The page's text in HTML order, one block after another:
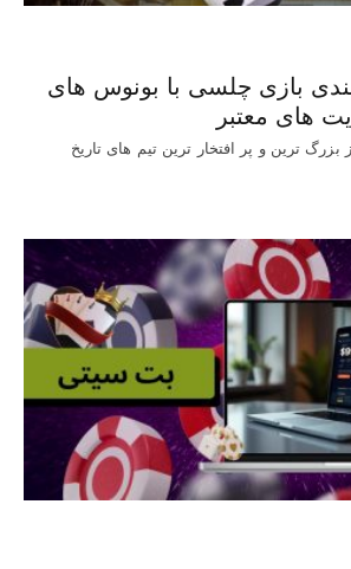
بازی چلسی با بونوس های
های معتبر
ترین و پر افتخار ترین تیم های تاریخ